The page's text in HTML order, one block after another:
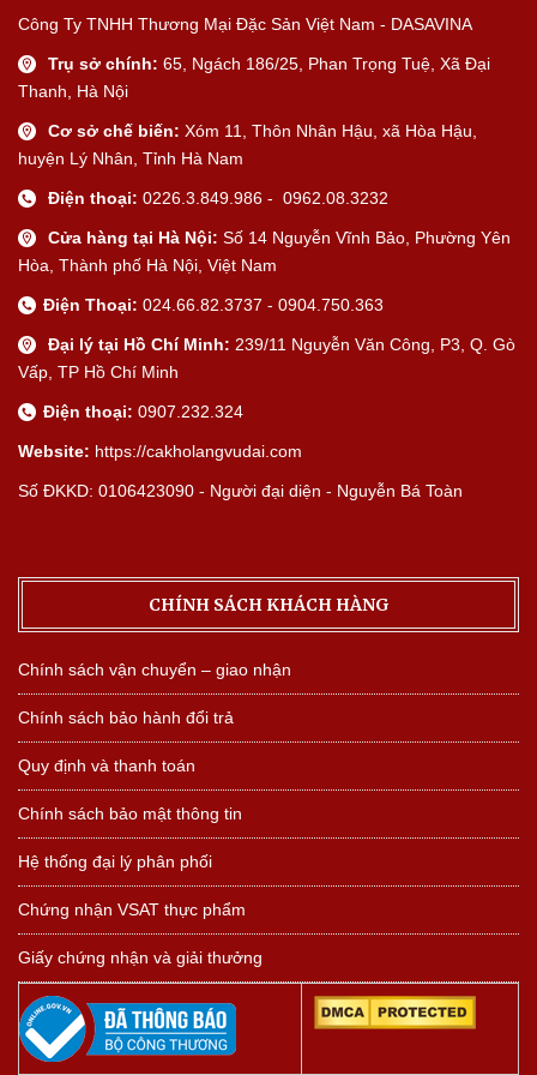
Công Ty TNHH Thương Mại Đặc Sản Việt Nam - DASAVINA
Trụ sở chính: 65, Ngách 186/25, Phan Trọng Tuệ, Xã Đại
Thanh, Hà Nội
Cơ sở chế biến: Xóm 11, Thôn Nhân Hậu, xã Hòa Hậu,
huyện Lý Nhân, Tỉnh Hà Nam
Điện thoại: 0226.3.849.986 - 0962.08.3232
Cửa hàng tại Hà Nội: Số 14 Nguyễn Vĩnh Bảo, Phường Yên
Hòa, Thành phố Hà Nội, Việt Nam
Điện Thoại: 024.66.82.3737 - 0904.750.363
Đại lý tại Hồ Chí Minh: 239/11 Nguyễn Văn Công, P3, Q. Gò
Vấp, TP Hồ Chí Minh
Điện thoại: 0907.232.324
Website: https://cakholangvudai.com
Số ĐKKD: 0106423090 - Người đại diện - Nguyễn Bá Toàn
CHÍNH SÁCH KHÁCH HÀNG
Chính sách vận chuyển – giao nhận
Chính sách bảo hành đổi trả
Quy định và thanh toán
Chính sách bảo mật thông tin
Hệ thống đại lý phân phối
Chứng nhận VSAT thực phẩm
Giấy chứng nhận và giải thưởng